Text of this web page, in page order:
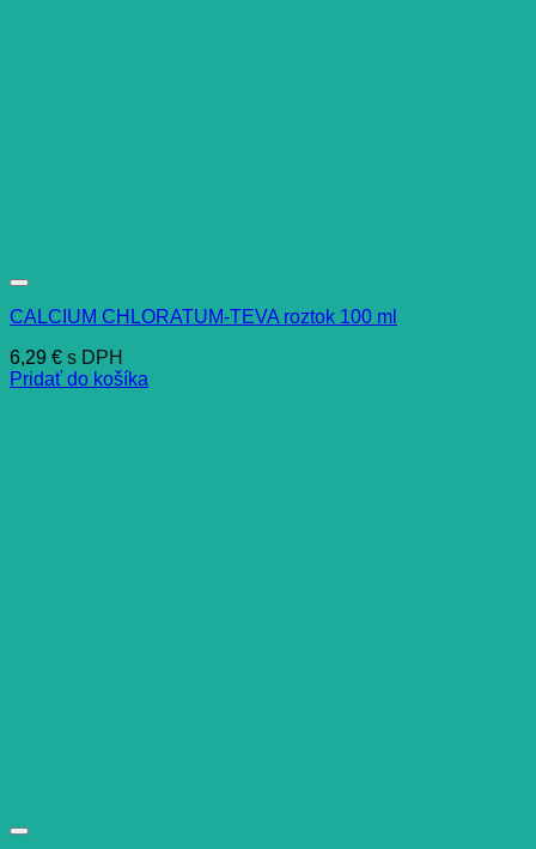
CALCIUM CHLORATUM-TEVA roztok 100 ml
6,29 € s DPH
Pridať do košíka